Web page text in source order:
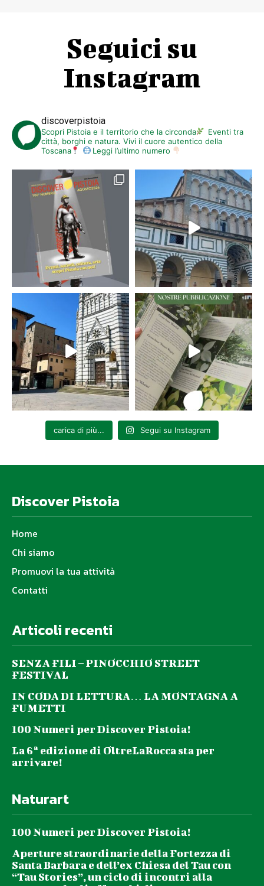
Seguici su
Instagram
discoverpistoia
Scopri Pistoia e il territorio che la circonda
Eventi tra
città, borghi e natura. Vivi il cuore autentico della
Toscana
Leggi l’ultimo numero
carica di più... Segui su Instagram
Discover Pistoia
Home
Chi siamo
Promuovi la tua attività
Contatti
Articoli recenti
SENZA FILI – PINOCCHIO STREET
FESTIVAL
IN CODA DI LETTURA… LA MONTAGNA A
FUMETTI
100 Numeri per Discover Pistoia!
La 6ª edizione di OltreLaRocca sta per
arrivare!
Naturart
100 Numeri per Discover Pistoia!
Aperture straordinarie della Fortezza di
Santa Barbara e dell’ex Chiesa del Tau con
“Tau Stories”, un ciclo di incontri alla